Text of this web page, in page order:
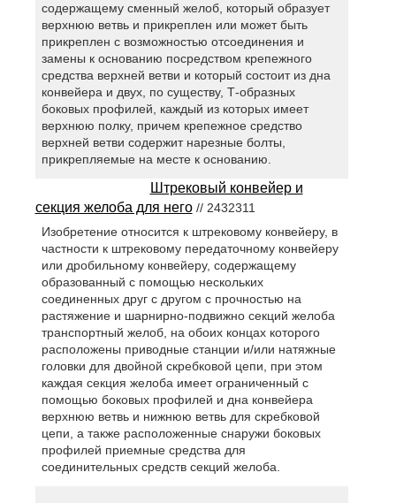
содержащему сменный желоб, который образует
верхнюю ветвь и прикреплен или может быть
прикреплен с возможностью отсоединения и
замены к основанию посредством крепежного
средства верхней ветви и который состоит из дна
конвейера и двух, по существу, Т-образных
боковых профилей, каждый из которых имеет
верхнюю полку, причем крепежное средство
верхней ветви содержит нарезные болты,
прикрепляемые на месте к основанию.
Штрековый конвейер и
секция желоба для него// 2432311
Изобретение относится к штрековому конвейеру, в
частности к штрековому передаточному конвейеру
или дробильному конвейеру, содержащему
образованный с помощью нескольких
соединенных друг с другом с прочностью на
растяжение и шарнирно-подвижно секций желоба
транспортный желоб, на обоих концах которого
расположены приводные станции и/или натяжные
головки для двойной скребковой цепи, при этом
каждая секция желоба имеет ограниченный с
помощью боковых профилей и дна конвейера
верхнюю ветвь и нижнюю ветвь для скребковой
цепи, а также расположенные снаружи боковых
профилей приемные средства для
соединительных средств секций желоба.